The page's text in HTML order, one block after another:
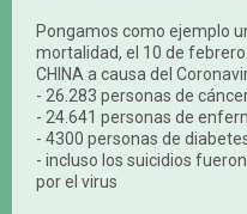
Pongamos como ejemplo
mortalidad, el 10 de
CHINA a causa del
- 26.283 personas de
- 24.641 personas de
- 4300 personas de
- incluso los suicidios
por el virus